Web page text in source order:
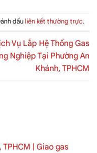
dấu liên kết thường trực.
Vụ Lắp Hệ Thống Gas
Nghiệp Tại Phường An
Khánh, TPHCM
| Giao gas